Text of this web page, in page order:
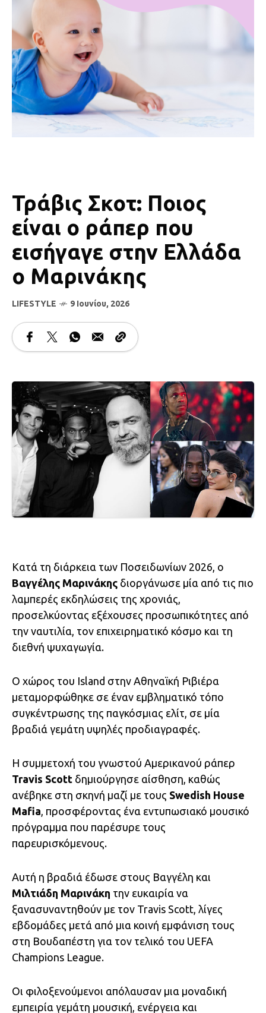
Τράβις Σκοτ: Ποιος
είναι ο ράπερ που
εισήγαγε στην Ελλάδα
ο Μαρινάκης
LIFESTYLE 9 Ιουνίου, 2026
Κατά τη διάρκεια των Ποσειδωνίων 2026, ο
Βαγγέλης Μαρινάκης διοργάνωσε μία από τις πιο
λαμπερές εκδηλώσεις της χρονιάς,
προσελκύοντας εξέχουσες προσωπικότητες από
την ναυτιλία, τον επιχειρηματικό κόσμο και τη
διεθνή ψυχαγωγία.
Ο χώρος του Island στην Αθηναϊκή Ριβιέρα
μεταμορφώθηκε σε έναν εμβληματικό τόπο
συγκέντρωσης της παγκόσμιας ελίτ, σε μία
βραδιά γεμάτη υψηλές προδιαγραφές.
Η συμμετοχή του γνωστού Αμερικανού ράπερ
Travis Scott δημιούργησε αίσθηση, καθώς
ανέβηκε στη σκηνή μαζί με τους Swedish House
Mafia, προσφέροντας ένα εντυπωσιακό μουσικό
πρόγραμμα που παρέσυρε τους
παρευρισκόμενους.
Αυτή η βραδιά έδωσε στους Βαγγέλη και
Μιλτιάδη Μαρινάκη την ευκαιρία να
ξανασυναντηθούν με τον Travis Scott, λίγες
εβδομάδες μετά από μια κοινή εμφάνιση τους
στη Βουδαπέστη για τον τελικό του UEFA
Champions League.
Οι φιλοξενούμενοι απόλαυσαν μια μοναδική
εμπειρία γεμάτη μουσική, ενέργεια και